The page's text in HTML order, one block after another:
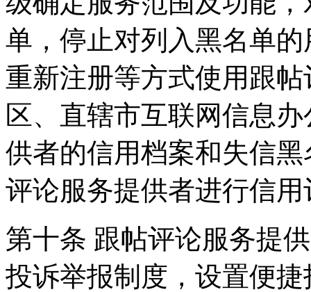
单，停止对列入黑名单
重新注册等方式使用跟
区、直辖市互联网信息
供者的信用档案和失信
评论服务提供者进行信用
第十条 跟帖评论服务提
投诉举报制度，设置便